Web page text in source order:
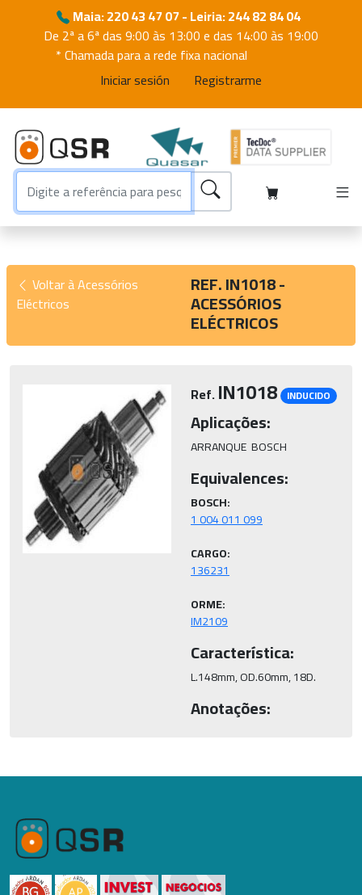
Maia: 220 43 47 07 - Leiria: 244 82 84 04
De 2ª a 6ª das 9:00 às 13:00 e das 14:00 às 19:00
* Chamada para a rede fixa nacional
Iniciar sesión
Registrarme
Voltar à Acessórios
Eléctricos
REF. IN1018 -
ACESSÓRIOS
ELÉCTRICOS
Ref.IN1018 INDUCIDO
Aplicações:
ARRANQUE  BOSCH
Equivalences:
BOSCH:
CARGO:
ORME:
IM2109
Característica:
L.148mm, OD.60mm, 18D.
Anotações: